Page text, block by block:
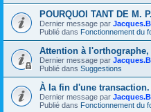
POURQUOI TANT DE M.
Dernier message par
Publié dans Fonctionnement du
Attention à
Dernier message par
Publié dans Suggestions
À la fin d'une transaction.
Dernier message par
Publié dans Fonctionnement du